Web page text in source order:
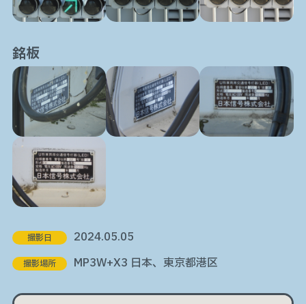
銘板
撮影日 2024.05.05
撮影場所 MP3W+X3 日本、東京都港区